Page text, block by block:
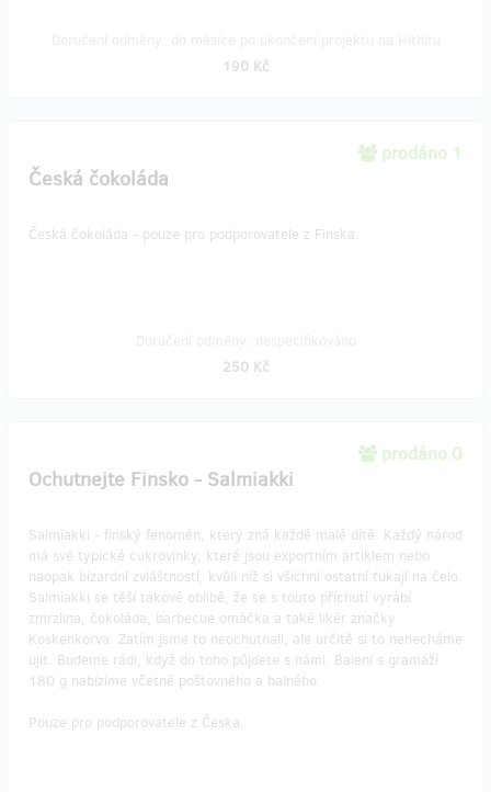
190 Kč
prodáno 1
Česká čokoláda
Česká čokoláda - pouze pro podporovatele z Finska.
250 Kč
prodáno 0
Ochutnejte Finsko - Salmiakki
Salmiakki - finský fenomén, který zná každé malé dítě. Každý národ
má své typické cukrovinky, které jsou exportním artiklem nebo
naopak bizardní zvláštností, kvůli níž si všichni ostatní ťukají na čelo.
Salmiakki se těší takové oblibě, že se s touto příchutí vyrábí
zmrzlina, čokoláda, barbecue omáčka a také likér značky
Koskenkorva. Zatím jsme to neochutnali, ale určitě si to nenecháme
ujít. Budeme rádi, když do toho půjdete s námi. Balení s gramáží
180 g nabízíme včetně poštovného a balného.
Pouze pro podporovatele z Česka.